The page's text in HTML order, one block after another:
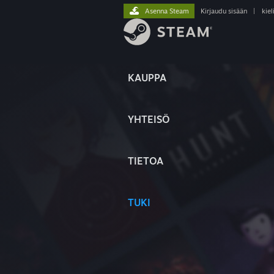
KAUPPA
YHTEISÖ
TIETOA
TUKI
Asenna Steam Kirjaudu sisään kieli